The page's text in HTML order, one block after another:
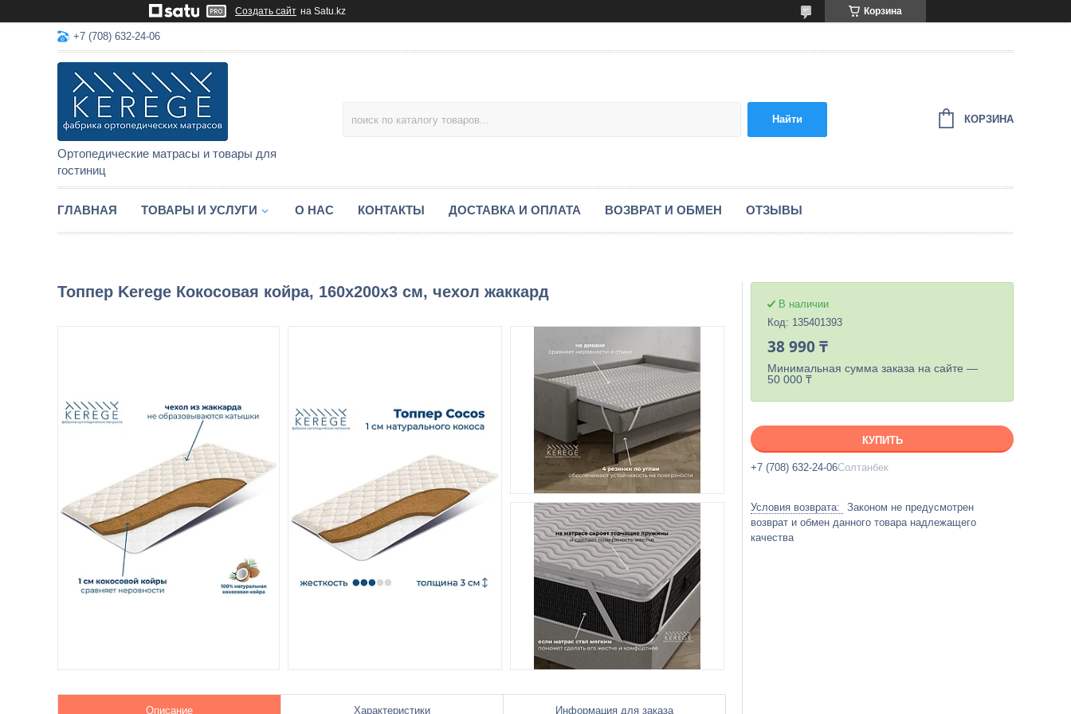
Создать сайт на Satu.kz Корзина
+7 (708) 632-24-06
Ортопедические матрасы и товары для
гостиниц
Найти КОРЗИНА
ГЛАВНАЯ ТОВАРЫ И УСЛУГИ О НАС КОНТАКТЫ ДОСТАВКА И ОПЛАТА ВОЗВРАТ И ОБМЕН ОТЗЫВЫ
Топпер Kerege Кокосовая койра, 160x200x3 см, чехол жаккард
Описание Характеристики Информация для заказа
В наличии
Код: 135401393
38 990 ₸
Минимальная сумма заказа на сайте —
50 000 ₸
КУПИТЬ
+7 (708) 632-24-06Солтанбек
Законом не предусмотрен
возврат и обмен данного товара надлежащего
качества